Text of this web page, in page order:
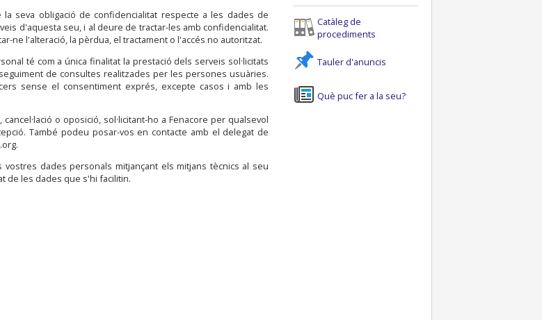
seva obligació de confidencialitat respecte a les dades de
d'aquesta seu, i al deure de tractar-les amb confidencialitat.
ne l'alteració, la pèrdua, el tractament o l'accés no autoritzat.
té com a única finalitat la prestació dels serveis sol·licitats
de consultes realitzades per les persones usuàries.
sense el consentiment exprés, excepte casos i amb les
o oposició, sol·licitant-ho a Fenacore per qualsevol
També podeu posar-vos en contacte amb el delegat de
dades personals mitjançant els mitjans tècnics al seu
de les dades que s'hi facilitin.
Catàleg de
procediments
Tauler d'anuncis
Què puc fer a la seu?